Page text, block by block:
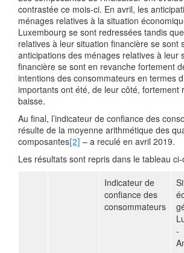
contrastée ce mois-ci. En avril, les
ménages relatives à la situation
Luxembourg se sont redressées tandis
relatives à leur situation financière se sont
anticipations des ménages relatives à leur
financière se sont en revanche fortement
intentions des consommateurs en termes
importants ont été, de leur côté, fortement
baisse.
Au final, l’indicateur de confiance des
résulte de la moyenne arithmétique des
composantes[2] – a reculé en avril 2019.
Les résultats sont repris dans le tableau
Indicateur de
confiance des
consommateurs
-